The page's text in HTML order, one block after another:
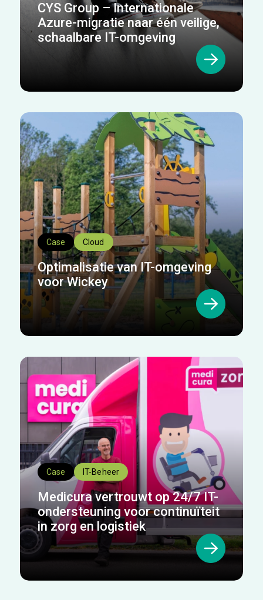
CYS Group – Internationale
Azure-migratie naar één veilige,
schaalbare IT-omgeving
Case Cloud
Optimalisatie van IT-omgeving
voor Wickey
Case IT-Beheer
Medicura vertrouwt op 24/7 IT-
ondersteuning voor continuïteit
in zorg en logistiek